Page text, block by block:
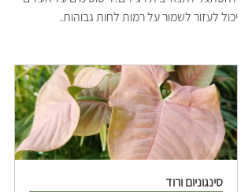
יכול לעזור לשמור על רמות לחות גבוהות.
סינגוניום ורוד